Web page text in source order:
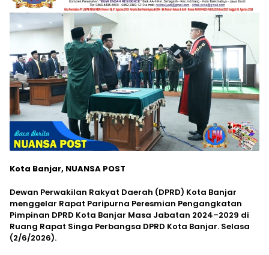
Kota Banjar, NUANSA POST
Dewan Perwakilan Rakyat Daerah (DPRD) Kota Banjar
menggelar Rapat Paripurna Peresmian Pengangkatan
Pimpinan DPRD Kota Banjar Masa Jabatan 2024–2029 di
Ruang Rapat Singa Perbangsa DPRD Kota Banjar. Selasa
(2/6/2026).